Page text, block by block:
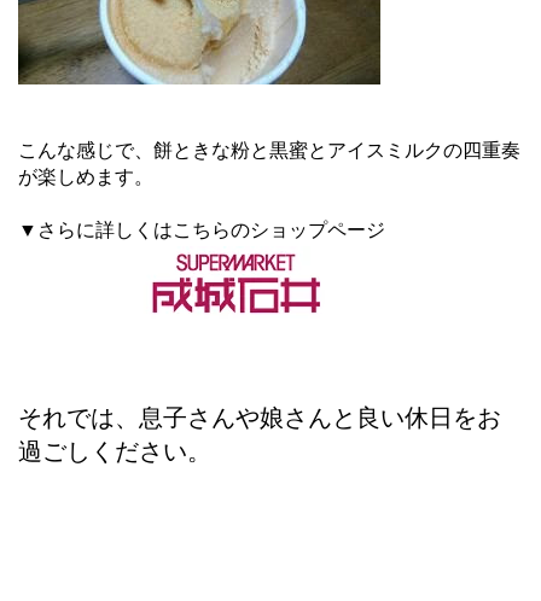
こんな感じで、餅ときな粉と黒蜜とアイスミルクの四重奏
が楽しめます。
▼さらに詳しくはこちらのショップページ
それでは、息子さんや娘さんと良い休日をお
過ごしください。